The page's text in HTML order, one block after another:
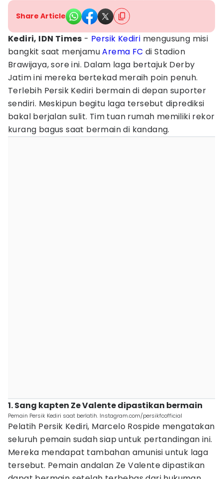
Share Article
Kediri, IDN Times - Persik Kediri mengusung misi
bangkit saat menjamuArema FC di Stadion
Brawijaya, sore ini. Dalam laga bertajuk Derby
Jatim ini mereka bertekad meraih poin penuh.
Terlebih Persik Kediri bermain di depan suporter
sendiri. Meskipun begitu laga tersebut diprediksi
bakal berjalan sulit. Tim tuan rumah memiliki rekor
kurang bagus saat bermain di kandang.
1. Sang kapten Ze Valente dipastikan bermain
Pemain Persik Kediri saat berlatih. Instagram.com/persikfcofficial
Pelatih Persik Kediri, Marcelo Rospide mengatakan
seluruh pemain sudah siap untuk pertandingan ini.
Mereka mendapat tambahan amunisi untuk laga
tersebut. Pemain andalan Ze Valente dipastikan